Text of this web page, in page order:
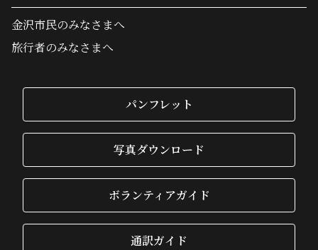
金沢市民のみなさまへ
旅行者のみなさまへ
パンフレット
写真ダウンロード
ボランティアガイド
通訳ガイド